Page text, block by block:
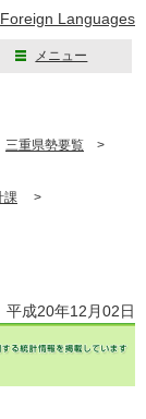
Foreign Languages
メニュー
三重県勢要覧 >
課 >
平成20年12月02日